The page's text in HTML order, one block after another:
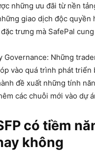
những ưu đãi từ nền
giao dịch độc quyền
trưng mà SafePal cung
Governance: Những
vào quá trình phát triển
đề xuất những tính
các chuỗi mới vào dự
có tiềm
không